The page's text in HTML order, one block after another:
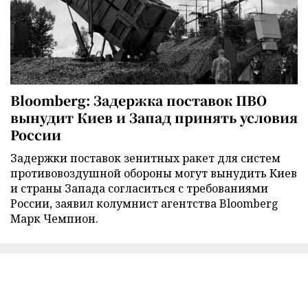
Bloomberg: Задержка поставок ПВО
вынудит Киев и Запад принять условия
России
Задержки поставок зенитных ракет для систем
противовоздушной обороны могут вынудить Киев
и страны Запада согласиться с требованиями
России, заявил колумнист агентства Bloomberg
Марк Чемпион.